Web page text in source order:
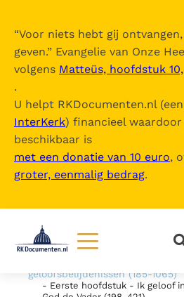
“Voor niets hebt gij
geven.” Evangelie van Onze
volgens Matteüs, hoofdstuk
.
U helpt RKDocumenten.nl
InterKerk) financieel
beschikbaar is
met een donatie van 10 euro,
groter, eenmalig bedrag.
Lezen
Documenten
Catechismus van de
Inhoudsopgave
uitklappen
- Intro
1065)
- EERSTE SECTIE - "Ik geloof" -
"Wij geloven" (26-184)
- TWEEDE SECTIE De belijdenis
geloofsbelijdenissen (185-1065)
- Eerste hoofdstuk - Ik geloof in